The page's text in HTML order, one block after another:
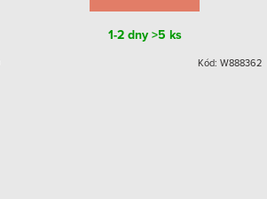
1-2 dny>5 ks
Kód: W888362